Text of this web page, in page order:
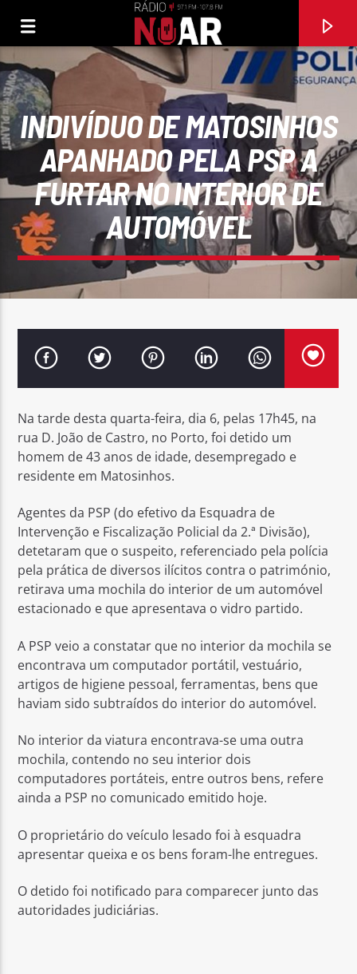
FAIXA ATUAL
VAI CHOVER MULHER
KIM CANTA
Rádio No ar
INDIVÍDUO DE MATOSINHOS
APANHADO PELA PSP A
FURTAR NO INTERIOR DE
AUTOMÓVEL
Na tarde desta quarta-feira, dia 6, pelas 17h45, na
rua D. João de Castro, no Porto, foi detido um
homem de 43 anos de idade, desempregado e
residente em Matosinhos.
Agentes da PSP (do efetivo da Esquadra de
Intervenção e Fiscalização Policial da 2.ª Divisão),
detetaram que o suspeito, referenciado pela polícia
pela prática de diversos ilícitos contra o património,
retirava uma mochila do interior de um automóvel
estacionado e que apresentava o vidro partido.
A PSP veio a constatar que no interior da mochila se
encontrava um computador portátil, vestuário,
artigos de higiene pessoal, ferramentas, bens que
haviam sido subtraídos do interior do automóvel.
No interior da viatura encontrava-se uma outra
mochila, contendo no seu interior dois
computadores portáteis, entre outros bens, refere
ainda a PSP no comunicado emitido hoje.
O proprietário do veículo lesado foi à esquadra
apresentar queixa e os bens foram-lhe entregues.
O detido foi notificado para comparecer junto das
autoridades judiciárias.